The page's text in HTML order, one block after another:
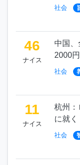
社会
46
ナイス
中国
2000
社会
11
ナイス
杭州：
に就く
社会